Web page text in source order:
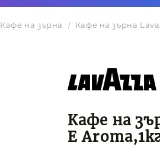
Кафе на зърна Кафе на зърна
Кафе на
E